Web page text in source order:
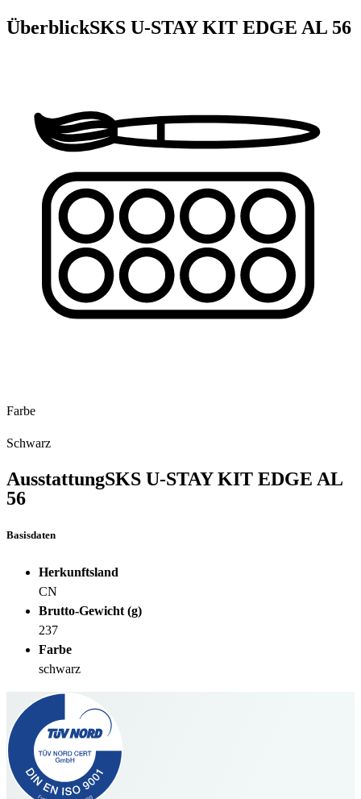
ÜberblickSKS U-STAY KIT EDGE AL 56
Farbe
Schwarz
AusstattungSKS U-STAY KIT EDGE AL
56
Basisdaten
Herkunftsland
CN
Brutto-Gewicht (g)
237
Farbe
schwarz